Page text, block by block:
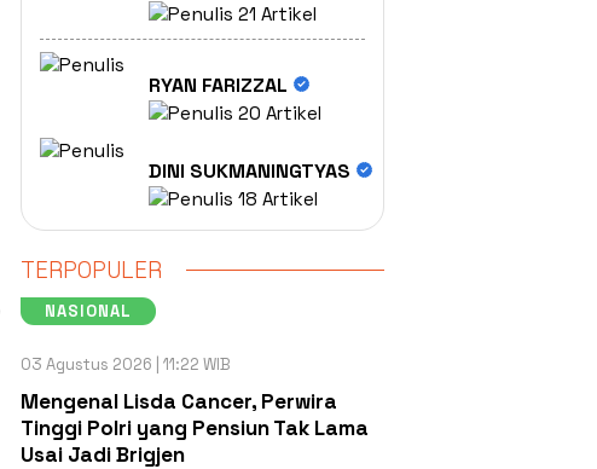
21 Artikel
RYAN FARIZZAL
20 Artikel
DINI SUKMANINGTYAS
18 Artikel
TERPOPULER
NASIONAL
03 Agustus 2026 | 11:22 WIB
Mengenal Lisda Cancer, Perwira
Tinggi Polri yang Pensiun Tak Lama
Usai Jadi Brigjen